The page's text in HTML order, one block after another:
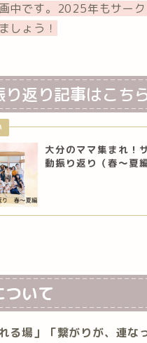
中です。2025年もサー
しょう！
返り記事はこち
大分のママ集まれ！
動振り返り（春〜夏編
ついて
る場」「繋がりが、連な